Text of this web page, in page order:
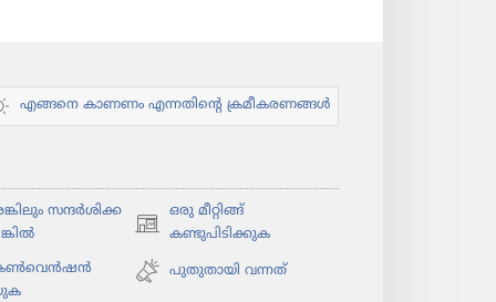
എങ്ങനെ കാണണം എന്നതിന്റെ ക്രമീകരണങ്ങൾ
സന്ദർശി​ക്ക​
ഒരു മീറ്റിങ്ങ്
കണ്ടുപിടിക്കുക
(പുതിയ
പേജ്
തുറക്കുക)
പുതുതായി വന്നത്‌